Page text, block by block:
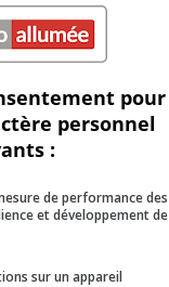
pour
personnel
:
de performance des
et développement de
sur un appareil